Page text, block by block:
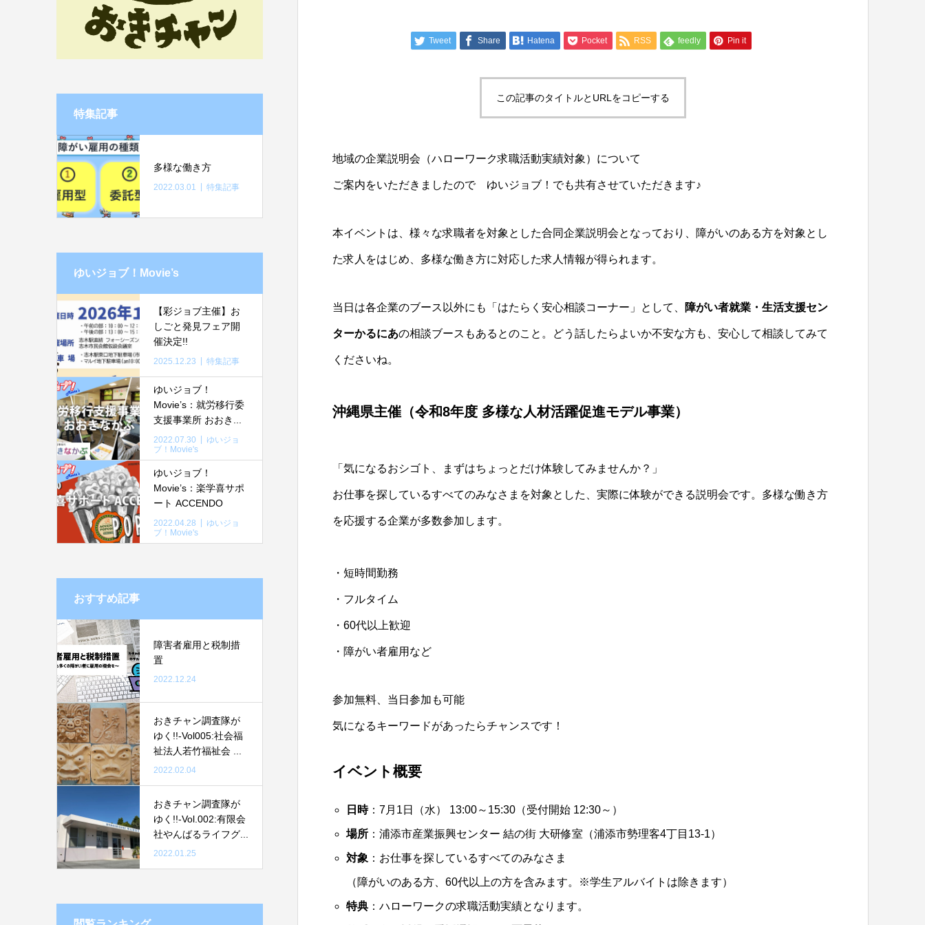
Tweet Share Hatena Pocket RSS feedly Pin it
この記事のタイトルとURLをコピーする
地域の企業説明会（ハローワーク求職活動実績対象）について
ご案内をいただきましたので ゆいジョブ！でも共有させていただきます♪
本イベントは、様々な求職者を対象とした合同企業説明会となっており、障がいのある方を対象とし
た求人をはじめ、多様な働き方に対応した求人情報が得られます。
当日は各企業のブース以外にも「はたらく安心相談コーナー」として、 障がい者就業・生活支援セン
ターかるにあの相談ブースもあるとのこと。どう話したらよいか不安な方も、安心して相談してみて
くださいね。
沖縄県主催（令和8年度 多様な人材活躍促進モデル事業）
「気になるおシゴト、まずはちょっとだけ体験してみませんか？」
お仕事を探しているすべてのみなさまを対象とした、実際に体験ができる説明会です。多様な働き方
を応援する企業が多数参加します。
・短時間勤務
・フルタイム
・60代以上歓迎
・障がい者雇用など
参加無料、当日参加も可能
気になるキーワードがあったらチャンスです！
イベント概要
日時：7月1日（水） 13:00～15:30（受付開始 12:30～）
場所：浦添市産業振興センター 結の街 大研修室（浦添市勢理客4丁目13-1）
対象 ：お仕事を探しているすべてのみなさま
（障がいのある方、60代以上の方を含みます。※学生アルバイトは除きます）
特典：ハローワークの求職活動実績となります。
特集記事
多様な働き方
2022.03.01 特集記事
ゆいジョブ！Movie’s
【彩ジョブ主催】お
しごと発見フェア開
催決定!!
2025.12.23 特集記事
ゆいジョブ！
Movie’s：就労移行委
支援事業所 おおき...
2022.07.30
ゆいジョ
ブ！Movie's
ゆいジョブ！
Movie’s：楽学喜サポ
ート ACCENDO
2022.04.28
ゆいジョ
ブ！Movie's
おすすめ記事
障害者雇用と税制措
置
2022.12.24
おきチャン調査隊が
ゆく!!-Vol005:社会福
祉法人若竹福祉会 ...
2022.02.04
おきチャン調査隊が
ゆく!!-Vol.002:有限会
社やんばるライフグ...
2022.01.25